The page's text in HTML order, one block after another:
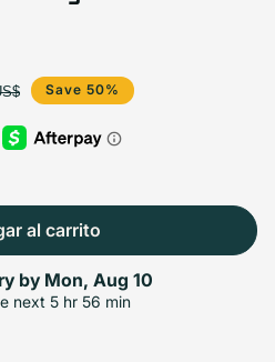
Save 50%
al carrito
by Mon, Aug 10
next 5 hr 56 min